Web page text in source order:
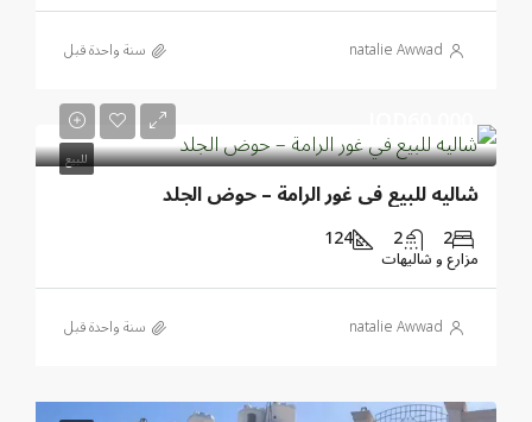
natalie Awwad ‏سنة واحدة قبل
للبيع
شاليه للبيع في غور الرامة – حوض الجلد
2
2
124
مزارع و شاليهات
natalie Awwad ‏سنة واحدة قبل